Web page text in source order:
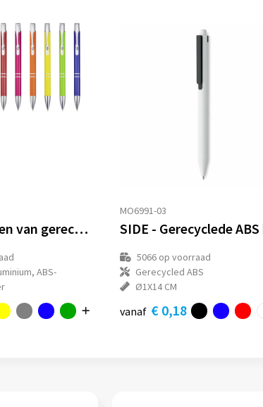
Moneta balpen van gerecycled aluminium (zwarte inkt)
ABS-
MO6991-03
5066 op voorraad
Gerecycled ABS
Ø1X14 CM
vanaf € 0,18